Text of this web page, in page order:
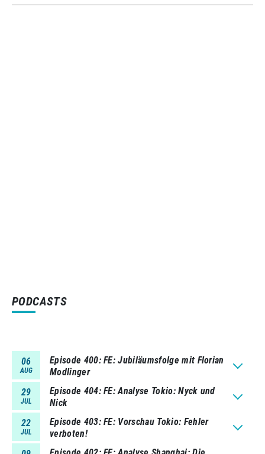
PODCASTS
06
AUG
Episode 400 FE: Jubiläumsfolge mit Florian
Modlinger
29
JUL
Episode 404 FE: Analyse Tokio: Nyck und
Nick
22
JUL
Episode 403 FE: Vorschau Tokio: Fehler
verboten!